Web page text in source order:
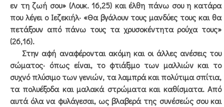
εν τη ζωή σου» (Λουκ. 16,25) και έλθη πάνω σου η κατάρα
που λέγει ο Ιεζεκιήλ· «Θα βγάλουν τους μανδύες τους και θα
πετάξουν από πάνω τους τα χρυσοκέντητα ρούχα τους»
(26,16).
Στην αφή αναφέρονται ακόμη και οι άλλες ανέσεις του
σώματος· όπως είναι, το φτιάξιμο των μαλλιών και το
συχνό πλύσιμο των γενιών, τα λαμπρά και πολύτιμα σπίτια,
τα πολυέξοδα και μαλακά στρώματα και καθίσματα. Από
αυτά όλα να φυλάγεσαι, ως βλαβερά της συνέσεώς σου και